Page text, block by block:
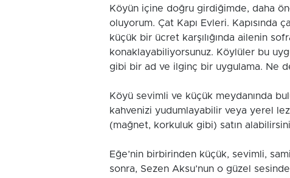
Köyün içine doğru girdiğimde, daha
oluyorum. Çat Kapı Evleri. Kapısında
küçük bir ücret karşılığında ailenin
konaklayabiliyorsunuz. Köylüler bu
gibi bir ad ve ilginç bir uygulama. Ne
Köyü sevimli ve küçük meydanında
kahvenizi yudumlayabilir veya yerel
(mağnet, korkuluk gibi) satın
Eğe’nin birbirinden küçük, sevimli,
sonra, Sezen Aksu’nun o güzel